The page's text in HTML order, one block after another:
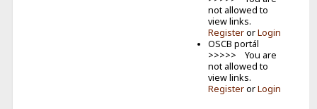
not allowed to
view links.
RegisterorLogin
OSCB portál
>>>>> You are
not allowed to
view links.
RegisterorLogin